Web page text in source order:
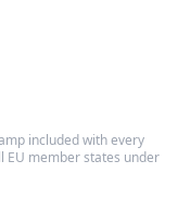
included with every
EU member states under